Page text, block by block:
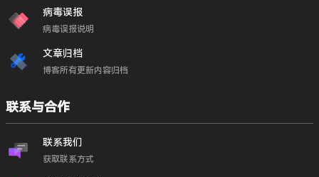
病毒误报
病毒误报说明
文章归档
博客所有更新内容归档
联系与合作
联系我们
获取联系方式